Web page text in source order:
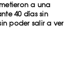
a una
40 días sin
poder salir a ver